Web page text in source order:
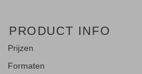
PRODUCT INFO
Prijzen
Formaten